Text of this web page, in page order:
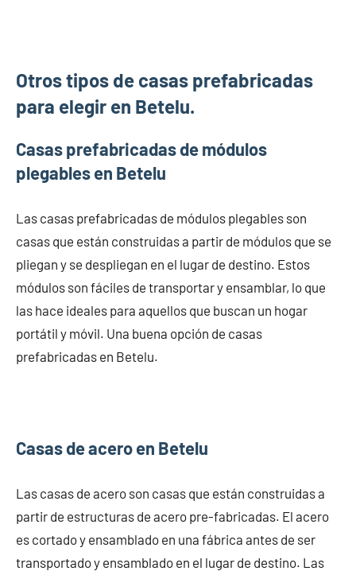
Otros tipos de casas prefabricadas
para elegir en Betelu.
Casas prefabricadas de módulos
plegables en Betelu
Las casas prefabricadas de módulos plegables son
casas que están construidas a partir de módulos que se
pliegan y se despliegan en el lugar de destino. Estos
módulos son fáciles de transportar y ensamblar, lo que
las hace ideales para aquellos que buscan un hogar
portátil y móvil. Una buena opción de casas
prefabricadas en Betelu.
Casas de acero en Betelu
Las casas de acero son casas que están construidas a
partir de estructuras de acero pre-fabricadas. El acero
es cortado y ensamblado en una fábrica antes de ser
transportado y ensamblado en el lugar de destino. Las